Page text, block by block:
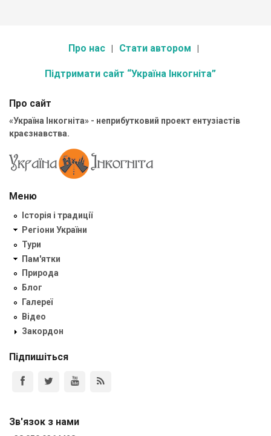
Про нас Стати автором
Підтримати сайт “Україна Інкогніта”
Про сайт
«Україна Інкогніта» - неприбутковий проект ентузіастів
краєзнавства.
Меню
Історія і традиції
Регіони України
Тури
Пам'ятки
Природа
Блог
Галереї
Відео
Закордон
Підпишіться
Зв'язок з нами